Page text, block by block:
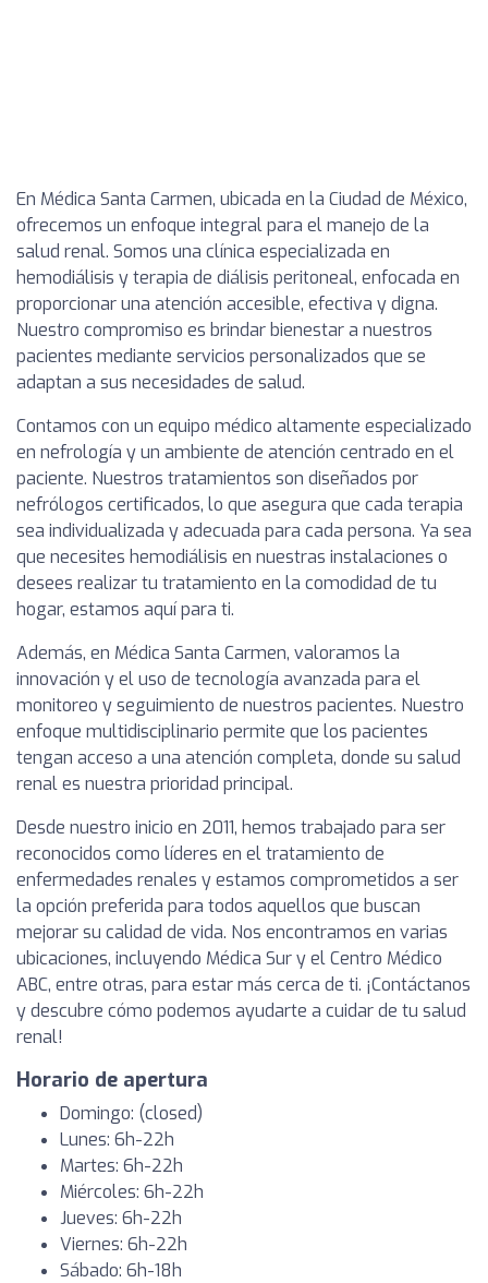
En Médica Santa Carmen, ubicada en la Ciudad de México,
ofrecemos un enfoque integral para el manejo de la
salud renal. Somos una clínica especializada en
hemodiálisis y terapia de diálisis peritoneal, enfocada en
proporcionar una atención accesible, efectiva y digna.
Nuestro compromiso es brindar bienestar a nuestros
pacientes mediante servicios personalizados que se
adaptan a sus necesidades de salud.
Contamos con un equipo médico altamente especializado
en nefrología y un ambiente de atención centrado en el
paciente. Nuestros tratamientos son diseñados por
nefrólogos certificados, lo que asegura que cada terapia
sea individualizada y adecuada para cada persona. Ya sea
que necesites hemodiálisis en nuestras instalaciones o
desees realizar tu tratamiento en la comodidad de tu
hogar, estamos aquí para ti.
Además, en Médica Santa Carmen, valoramos la
innovación y el uso de tecnología avanzada para el
monitoreo y seguimiento de nuestros pacientes. Nuestro
enfoque multidisciplinario permite que los pacientes
tengan acceso a una atención completa, donde su salud
renal es nuestra prioridad principal.
Desde nuestro inicio en 2011, hemos trabajado para ser
reconocidos como líderes en el tratamiento de
enfermedades renales y estamos comprometidos a ser
la opción preferida para todos aquellos que buscan
mejorar su calidad de vida. Nos encontramos en varias
ubicaciones, incluyendo Médica Sur y el Centro Médico
ABC, entre otras, para estar más cerca de ti. ¡Contáctanos
y descubre cómo podemos ayudarte a cuidar de tu salud
renal!
Horario de apertura
Domingo: (closed)
Lunes: 6h-22h
Martes: 6h-22h
Miércoles: 6h-22h
Jueves: 6h-22h
Viernes: 6h-22h
Sábado: 6h-18h